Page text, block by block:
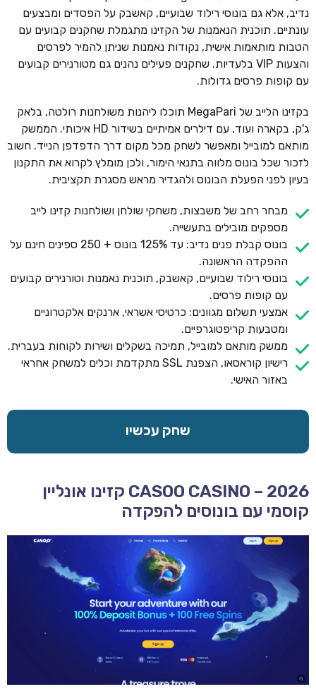
נדיב, אלא גם בונוסי רילוד שבועיים, קאשבק על הפסדים ומבצעים
עונתיים. תוכנית הנאמנות של הקזינו מתגמלת שחקנים קבועים עם
הטבות מותאמות אישית, נקודות נאמנות שניתן להמיר לפרסים
והצעות VIP בלעדיות. שחקנים פעילים נהנים גם מטורנירים קבועים
עם קופות פרסים גדולות.
בקזינו הלייב של MegaPari תוכלו ליהנות משולחנות רולטה, בלאק
ג'ק, בקארה ועוד, עם דילרים אמיתיים בשידור HD איכותי. הממשק
מותאם למובייל ומאפשר לשחק מכל מקום דרך הדפדפן הנייד. חשוב
לזכור שכל בונוס מלווה בתנאי הימור, ולכן מומלץ לקרוא את התקנון
בעיון לפני הפעלת הבונוס ולהגדיר מראש מסגרת תקציבית.
מבחר רחב של משבצות, משחקי שולחן ושולחנות קזינו לייב
מספקים מובילים בתעשייה.
בונוס קבלת פנים נדיב: עד 125% בונוס + 250 ספינים חינם על
ההפקדה הראשונה.
בונוסי רילוד שבועיים, קאשבק, תוכנית נאמנות וטורנירים קבועים
עם קופות פרסים.
אמצעי תשלום מגוונים: כרטיסי אשראי, ארנקים אלקטרוניים
ומטבעות קריפטוגרפיים.
ממשק מותאם למובייל, תמיכה בשקלים ושירות לקוחות בעברית.
רישיון קוראסאו, הצפנת SSL מתקדמת וכלים למשחק אחראי
באזור האישי.
שחק עכשיו
CASOO CASINO – 2026 קזינו אונליין
קוסמי עם בונוסים להפקדה